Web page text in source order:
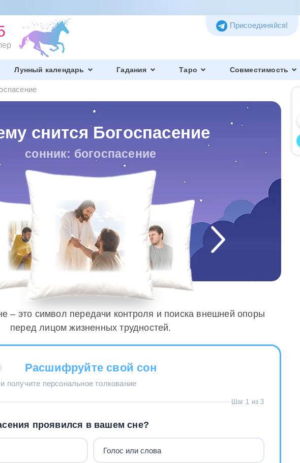
Присоединяйся!
Лунный календарь Гадания Таро Совместимость
снится Богоспасение
сонник: богоспасение
– это символ передачи контроля и поиска внешней опоры
перед лицом жизненных трудностей.
Расшифруйте свой сон
получите персональное толкование
Шаг 1 из 3
проявился в вашем сне?
Голос или слова